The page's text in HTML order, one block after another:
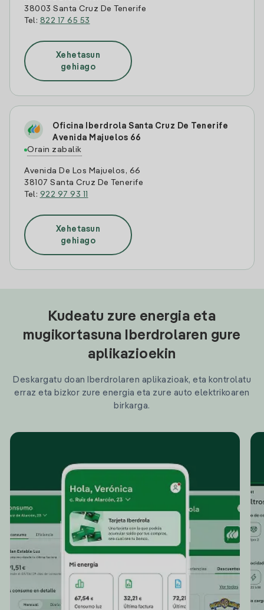
38003 Santa Cruz De Tenerife
Tel: 822 17 65 53
Xehetasun
gehiago
Oficina Iberdrola Santa Cruz De Tenerife
Avenida Majuelos 66
Orain zabalik
Avenida De Los Majuelos, 66
38107 Santa Cruz De Tenerife
Tel: 922 97 93 11
Xehetasun
gehiago
Kudeatu zure energia eta
mugikortasuna Iberdrolaren gure
aplikazioekin
Deskargatu doan Iberdrolaren aplikazioak, eta kontrolatu
erraz eta bizkor zure energia eta zure auto elektrikoaren
birkarga.